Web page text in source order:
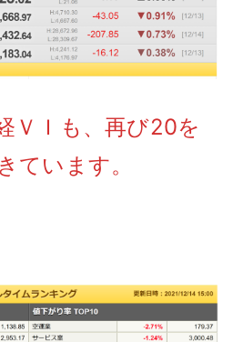
ＶＩも、再び20を
ています。